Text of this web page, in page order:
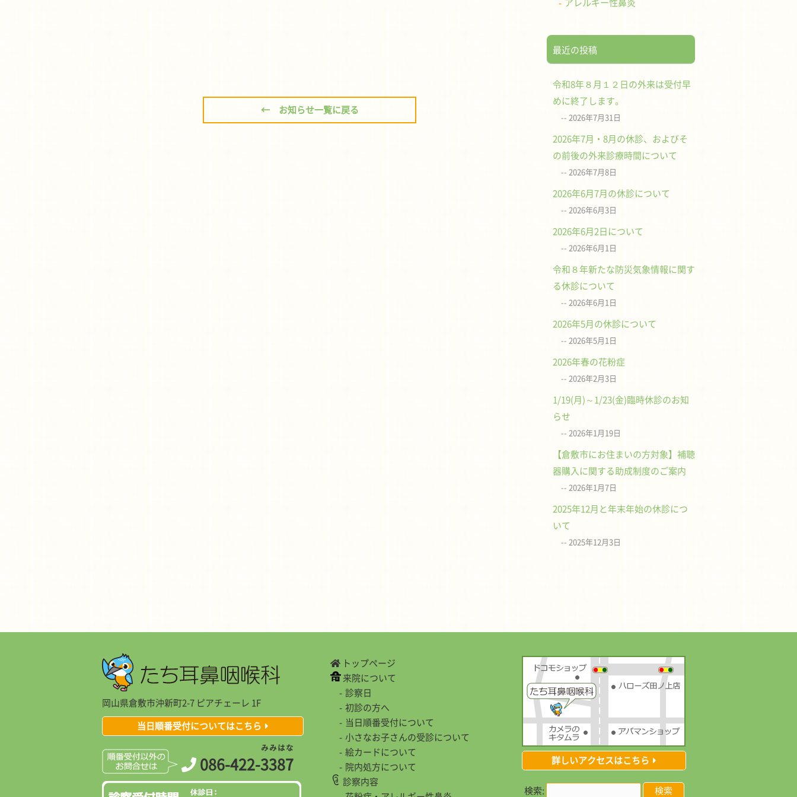
← お知らせ一覧に戻る
最近の投稿
令和8年８月１２日の外来は受付早
めに終了します。
2026年7月31日
2026年7月・8月の休診、およびそ
の前後の外来診療時間について
2026年7月8日
2026年6月7月の休診について
2026年6月3日
2026年6月2日について
2026年6月1日
令和８年新たな防災気象情報に関す
る休診について
2026年6月1日
2026年5月の休診について
2026年5月1日
2026年春の花粉症
2026年2月3日
1/19(月)～1/23(金)臨時休診のお知
らせ
2026年1月19日
【倉敷市にお住まいの方対象】補聴
器購入に関する助成制度のご案内
2026年1月7日
2025年12月と年末年始の休診につ
いて
2025年12月3日
岡山県倉敷市沖新町2-7 ピアチェーレ 1F
当日順番受付についてはこちら
086-422-3
み
3
み
8
は
7
な
トップページ
来院について
診察日
初診の方へ
当日順番受付について
小さなお子さんの受診について
絵カードについて
院内処方について
診察内容
詳しいアクセスはこちら
検索: